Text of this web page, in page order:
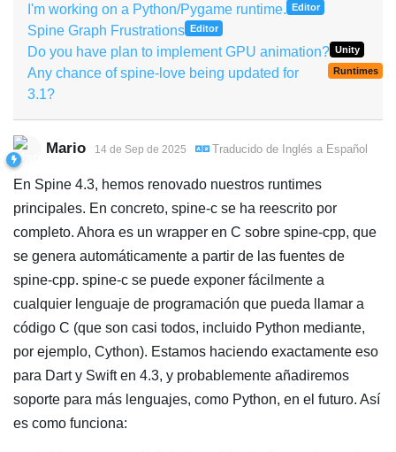
I'm working on a Python/Pygame runtime. Editor
Spine Graph Frustrations Editor
Do you have plan to implement GPU animation? Unity
Any chance of spine-love being updated for
3.1?
Runtimes
Mario 14 de Sep de 2025 Traducido de Inglés a Español
En Spine 4.3, hemos renovado nuestros runtimes
principales. En concreto, spine-c se ha reescrito por
completo. Ahora es un wrapper en C sobre spine-cpp, que
se genera automáticamente a partir de las fuentes de
spine-cpp. spine-c se puede exponer fácilmente a
cualquier lenguaje de programación que pueda llamar a
código C (que son casi todos, incluido Python mediante,
por ejemplo, Cython). Estamos haciendo exactamente eso
para Dart y Swift en 4.3, y probablemente añadiremos
soporte para más lenguajes, como Python, en el futuro. Así
es como funciona: